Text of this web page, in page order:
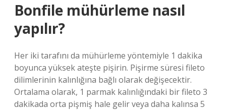
Bonfile mühürleme nasıl
yapılır?
Her iki tarafını da mühürleme yöntemiyle 1 dakika
boyunca yüksek ateşte pişirin. Pişirme süresi fileto
dilimlerinin kalınlığına bağlı olarak değişecektir.
Ortalama olarak, 1 parmak kalınlığındaki bir fileto 3
dakikada orta pişmiş hale gelir veya daha kalınsa 5